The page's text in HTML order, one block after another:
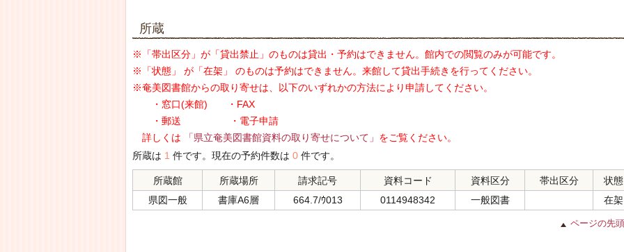
所蔵
※「帯出区分」が「貸出禁止」のものは貸出・予約はできません。館内での閲覧のみが可能です。
※「状態」 が「在架」 のものは予約はできません。来館して貸出手続きを行ってください。
※奄美図書館からの取り寄せは、以下のいずれかの方法により申請してください。
・窓口(来館) ・FAX
・郵送 ・電子申請
詳しくは
「県立奄美図書館資料の取り寄せについて」 をご覧ください。
所蔵は 1 件です。現在の予約件数は 0 件です。
所蔵館 所蔵場所 請求記号 資料コード 資料区分 帯出区分
状態
県図一般
書庫A6層 664.7/ｳ013 0114948342 一般図書 在架
ページの先